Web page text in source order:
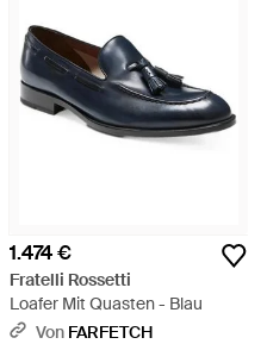
1.474 €
Fratelli Rossetti
Loafer Mit Quasten - Blau
Von FARFETCH